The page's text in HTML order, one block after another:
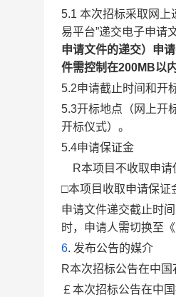
5.1 本次招标采取网上
易平台”递交电子申请
申请文件的递交）申
件需控制在200MB以
5.2申请截止时间和开
5.3开标地点（网上开
开标仪式）。
5.4申请保证金
R本项目不收取申请
□本项目收取申请保证
申请文件递交截止时
时，申请人需切换至
6. 发布公告的媒介
R本次招标公告在中国
￡本次招标公告在中